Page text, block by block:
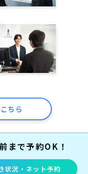
ちら
まで予約OK！
状況・ネット予約